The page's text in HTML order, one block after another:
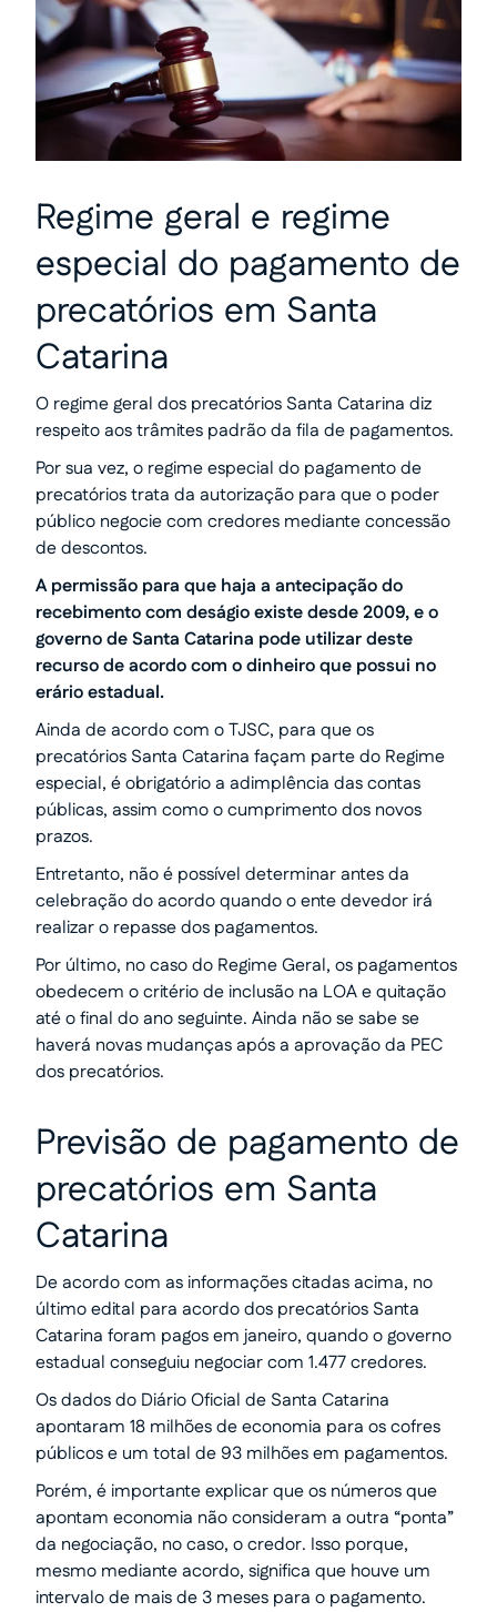
Regime geral e regime
especial do pagamento de
precatórios em Santa
Catarina
O regime geral dos precatórios Santa Catarina diz
respeito aos trâmites padrão da fila de pagamentos.
Por sua vez, o regime especial do pagamento de
precatórios trata da autorização para que o poder
público negocie com credores mediante concessão
de descontos.
A permissão para que haja a antecipação do
recebimento com deságio existe desde 2009, e o
governo de Santa Catarina pode utilizar deste
recurso de acordo com o dinheiro que possui no
erário estadual.
Ainda de acordo com o TJSC, para que os
precatórios Santa Catarina façam parte do Regime
especial, é obrigatório a adimplência das contas
públicas, assim como o cumprimento dos novos
prazos.
Entretanto, não é possível determinar antes da
celebração do acordo quando o ente devedor irá
realizar o repasse dos pagamentos.
Por último, no caso do Regime Geral, os pagamentos
obedecem o critério de inclusão na LOA e quitação
até o final do ano seguinte. Ainda não se sabe se
haverá novas mudanças após a aprovação da PEC
dos precatórios.
Previsão de pagamento de
precatórios em Santa
Catarina
De acordo com as informações citadas acima, no
último edital para acordo dos precatórios Santa
Catarina foram pagos em janeiro, quando o governo
estadual conseguiu negociar com 1.477 credores.
Os dados do Diário Oficial de Santa Catarina
apontaram 18 milhões de economia para os cofres
públicos e um total de 93 milhões em pagamentos.
Porém, é importante explicar que os números que
apontam economia não consideram a outra “ponta”
da negociação, no caso, o credor. Isso porque,
mesmo mediante acordo, significa que houve um
intervalo de mais de 3 meses para o pagamento.